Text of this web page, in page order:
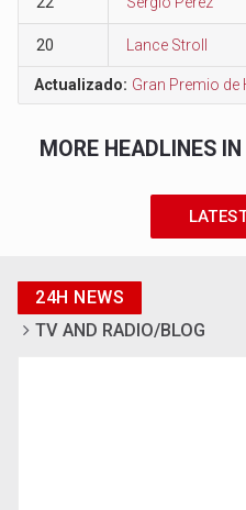
20 Lance Stroll
Actualizado: Gran Premio de
MORE HEADLINES
24H NEWS
TV AND RADIO/BLOG